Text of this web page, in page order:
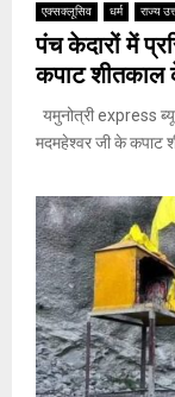
एक्सक्लूसिव धर्म राज्य
पंच केदारों में
कपाट शीतकाल
यमुनोत्री express
मदमहेश्वर जी के कपाट